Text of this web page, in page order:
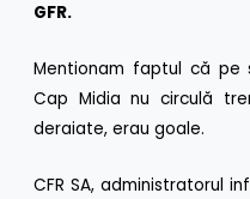
GFR.
Mentionam faptul că pe
Cap Midia nu circulă
deraiate, erau goale.
CFR SA, administratorul